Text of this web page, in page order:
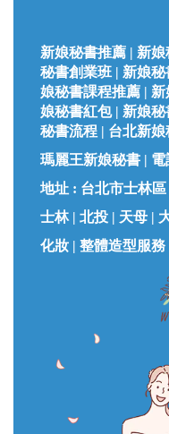
新娘秘書推薦 | 新
秘書創業班 | 新娘
娘秘書課程推薦 |
娘秘書紅包 | 新娘
秘書流程 | 台北新娘
瑪麗王新娘秘書 | 電
地址 : 台北市士林區
士林 | 北投 | 天母 |
化妝 | 整體造型服務